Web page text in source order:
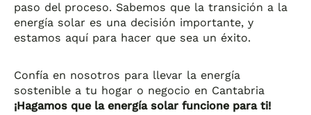
paso del proceso. Sabemos que la transición a la
energía solar es una decisión importante, y
estamos aquí para hacer que sea un éxito.
Confía en nosotros para llevar la energía
sostenible a tu hogar o negocio en Cantabria
¡Hagamos que la energía solar funcione para ti!